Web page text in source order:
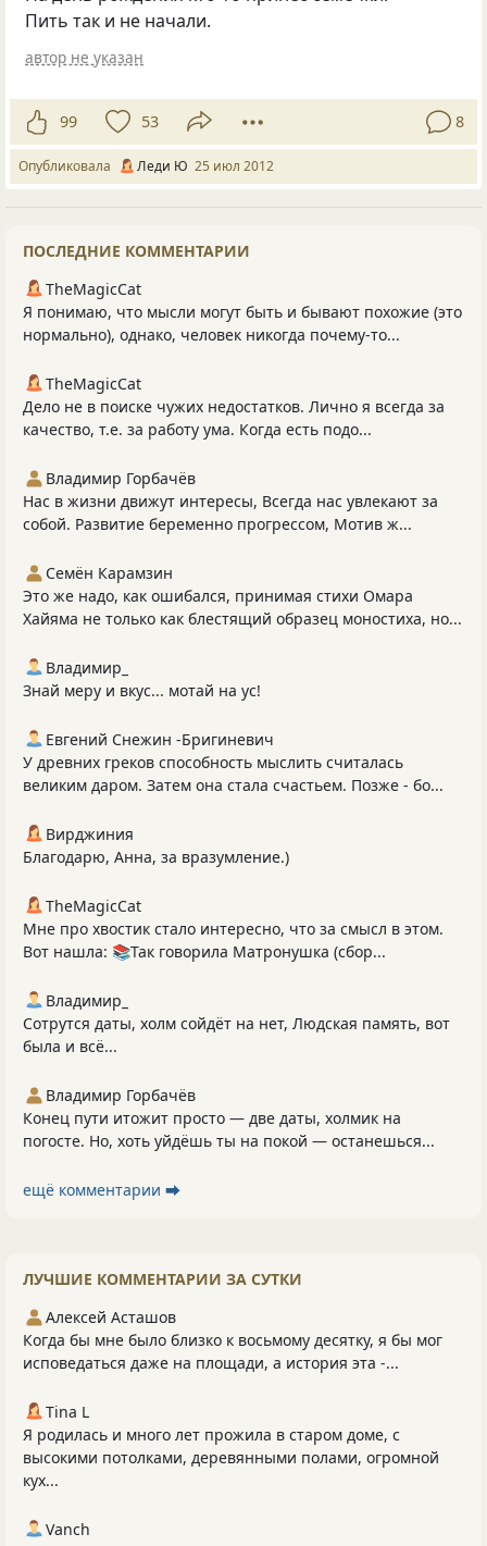
Пить так и не начали.
автор не указан
99 53 8
Опубликовала Леди Ю 25 июл 2012
ПОСЛЕДНИЕ КОММЕНТАРИИ
TheMagicCat
Я понимаю, что мысли могут быть и бывают похожие (это
нормально), однако, человек никогда почему-то...
TheMagicCat
Дело не в поиске чужих недостатков. Лично я всегда за
качество, т.е. за работу ума. Когда есть подо...
Владимир Горбачёв
Нас в жизни движут интересы, Всегда нас увлекают за
собой. Развитие беременно прогрессом, Мотив ж...
Семён Карамзин
Это же надо, как ошибался, принимая стихи Омара
Хайяма не только как блестящий образец моностиха, но...
Владимир_
Знай меру и вкус... мотай на ус!
Евгений Снежин -Бригиневич
У древних греков способность мыслить считалась
великим даром. Затем она стала счастьем. Позже - бо...
Вирджиния
Благодарю, Анна, за вразумление.)
TheMagicCat
Мне про хвостик стало интересно, что за смысл в этом.
Вот нашла: 📚Так говорила Матронушка (сбор...
Владимир_
Сотрутся даты, холм сойдёт на нет, Людская память, вот
была и всё...
Владимир Горбачёв
Конец пути итожит просто — две даты, холмик на
погосте. Но, хоть уйдёшь ты на покой — останешься...
ещё комментарии ⮕
ЛУЧШИЕ КОММЕНТАРИИ ЗА СУТКИ
Алексей Асташов
Когда бы мне было близко к восьмому десятку, я бы мог
исповедаться даже на площади, а история эта -...
Tina L
Я родилась и много лет прожила в старом доме, с
высокими потолками, деревянными полами, огромной
кух...
Vanch